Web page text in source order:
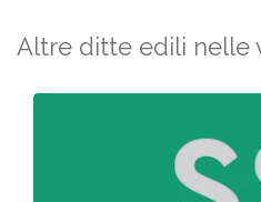
Altre ditte edili nelle